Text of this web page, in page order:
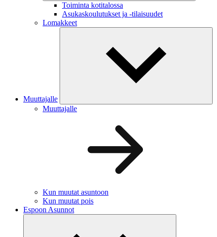
Toiminta kotitalossa
Asukaskoulutukset ja -tilaisuudet
Lomakkeet
Muuttajalle
Muuttajalle
Kun muutat asuntoon
Kun muutat pois
Espoon Asunnot